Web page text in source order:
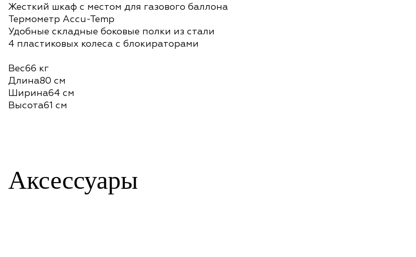
Жесткий шкаф с местом для газового баллона
Термометр Accu-Temp
Удобные складные боковые полки из стали
4 пластиковых колеса с блокираторами
Вес66 кг
Длина80 см
Ширина64 см
Высота61 см
Аксессуары